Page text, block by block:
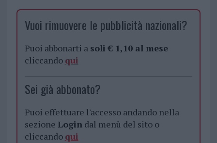
Vuoi rimuovere le pubblicità nazionali?
Puoi abbonarti a soli € 1,10 al mese
cliccando qui
Sei già abbonato?
Puoi effettuare l'accesso andando nella
sezione Logindal menù del sito o
cliccando qui